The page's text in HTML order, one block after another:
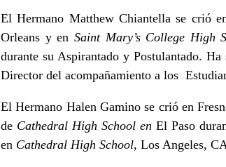
El Hermano Matthew Chiantella se crió
Orleans y en Saint Mary’s College High
durante su Aspirantado y Postulantado.
Director del acompañamiento a los
El Hermano Halen Gamino se crió en
de Cathedral High School en El Paso
en Cathedral High School, Los Angeles,